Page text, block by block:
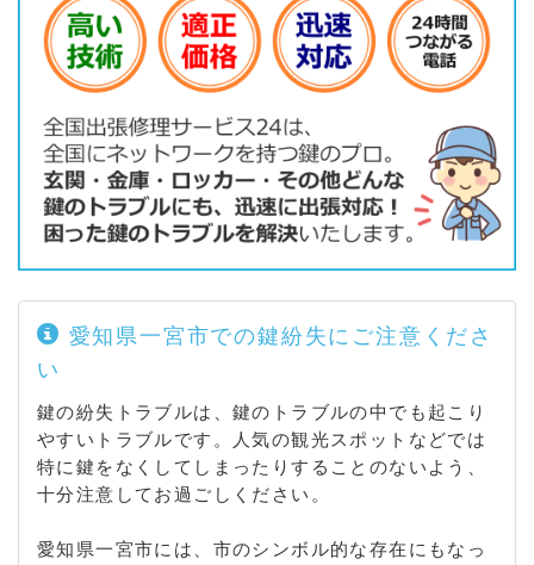
井 / 森本） / 千秋町（浅野羽根 / 一色 / 浮野 / 小山 /
勝栗 / 加納馬場 / 加茂 / 佐野 / 塩尻 / 芝原 / 天摩 / 穂
積塚本 / 町屋） / 寺島町 / 寺前町 / 天王 / 時之島 / 殿
町 / 冨田 / 富塚 / 中島通 / 中町 / 長島町 / 西五城 / 西
大海道 / 西小原町 / 西島町 / 西出町 / 西中野 / 西萩原
/ 日光町 / 丹羽 / 野口 / 萩原町（朝宮 / 河田方 / 串作
/ 高木 / 高松 / 滝 / 築込 / 戸苅 / 富田方 / 中島 / 西御
堂 / 東宮重 / 西宮重 / 萩原 / 花井方 / 林野） / 羽衣 /
蓮池 / 八幡 / 八町通 / 花池 / 浜町 / 東五城 / 東印田町
/ 松山町 / 馬見塚 / 水落町 / 水附町 / 三ツ井 / 緑 / 南
印田 / 南小渕 / 南出町 / 宮地 / 宮西通 / 妙興寺 / 向山
（氏永 / 於保 / 苅安賀 / 戸塚 / 福森 / 馬引 / 南高井 /
北高井 / 宮地花池 / 妙興寺 / 毛受） / 祐久 / 柚木颪 /
両郷町 / 若竹 / 枠杁町 / 和光
愛知県一宮市での鍵紛失にご注意くださ
い
鍵の紛失トラブルは、鍵のトラブルの中でも起こり
やすいトラブルです。人気の観光スポットなどでは
特に鍵をなくしてしまったりすることのないよう、
十分注意してお過ごしください。
愛知県一宮市には、市のシンボル的な存在にもなっ